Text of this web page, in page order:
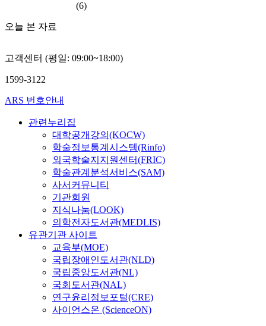
(6)
오늘 본 자료
고객센터 (평일: 09:00~18:00)
1599-3122
ARS 번호안내
관련누리집
대학공개강의(KOCW)
학술정보통계시스템(Rinfo)
외국학술지지원센터(FRIC)
학술관계분석서비스(SAM)
사서커뮤니티
기관회원
지식나눔(LOOK)
의학전자도서관(MEDLIS)
유관기관 사이트
교육부(MOE)
국립장애인도서관(NLD)
국립중앙도서관(NL)
국회도서관(NAL)
연구윤리정보포털(CRE)
사이언스온 (ScienceON)